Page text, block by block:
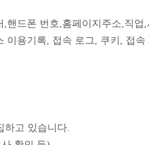
드폰 번호,홈페이지주소,직
이용기록, 접속 로그, 쿠키, 접
하고 있습니다.